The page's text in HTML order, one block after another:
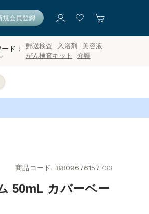
規会員登録
ド： 郵送検査 入浴剤
美容液
がん検査キット
介護
商品コード 8809676157733
50mL カバーベー